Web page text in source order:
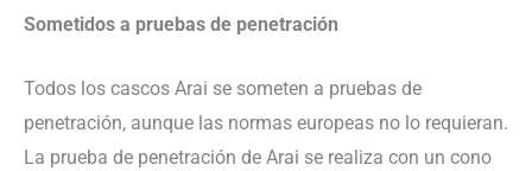
Sometidos a pruebas de penetración
Todos los cascos Arai se someten a pruebas de
penetración, aunque las normas europeas no lo requieran.
La prueba de penetración de Arai se realiza con un cono